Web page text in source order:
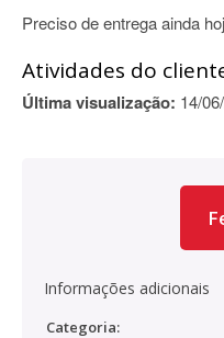
Preciso de entrega ainda
Atividades do
Última visualização: 14/
Informações adicionais
Categoria: